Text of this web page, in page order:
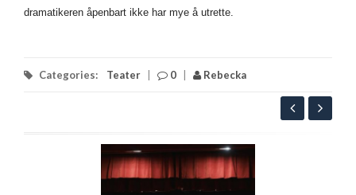
dramatikeren åpenbart ikke har mye å utrette.
Categories: Teater 0 Rebecka